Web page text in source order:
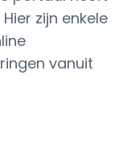
zijn enkele
vanuit